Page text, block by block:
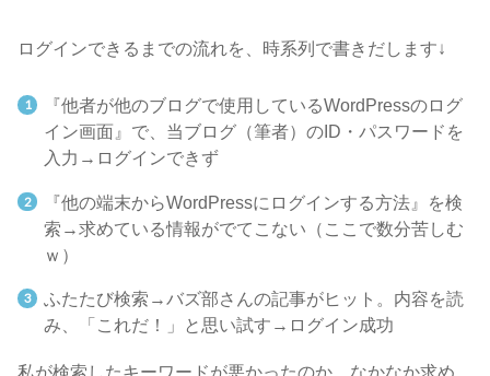
ログインできるまでの流れを、時系列で書きだします↓
『他者が他のブログで使用しているWordPressのログ
イン画面』で、当ブログ（筆者）のID・パスワードを
入力→ログインできず
『他の端末からWordPressにログインする方法』を検
索→求めている情報がでてこない（ここで数分苦しむ
ｗ）
ふたたび検索→バズ部さんの記事がヒット。内容を読
み、「これだ！」と思い試す→ログイン成功
私が検索したキーワードが悪かったのか、なかなか求め